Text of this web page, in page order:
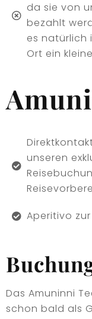
da sie von
bezahlt
es natürlich
Ort ein
unseren
Aperitivo
Das Amuninni
schon bald als